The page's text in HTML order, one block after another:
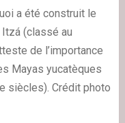
a été construit le
(classé au
de l’importance
Mayas yucatèques
siècles). Crédit photo